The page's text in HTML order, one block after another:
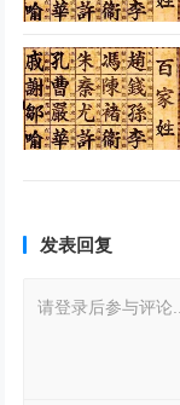
发表回复
请登录后参与评论...